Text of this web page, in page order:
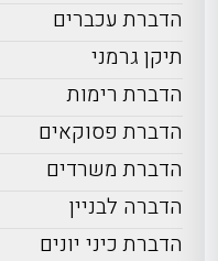
הדברת עכברים
תיקן גרמני
הדברת רימות
הדברת פסוקאים
הדברת משרדים
הדברה לבניין
הדברת כיני יונים